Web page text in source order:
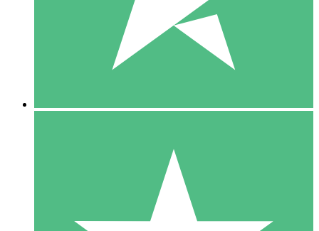
1 Nedladdningar
10 00
10 Nedladdningar
20 00